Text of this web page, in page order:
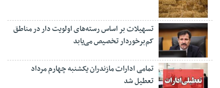
تسهیلات بر اساس رسته‌های اولویت دار در مناطق
کم‌برخوردار تخصیص می‌یابد
تمامی ادارات مازندران یکشنبه چهارم مرداد
تعطیل شد